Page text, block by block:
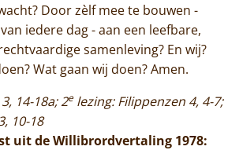
Door zèlf mee te bouwen -
iedere dag - aan een leefbare,
samenleving? En wij?
Wat gaan wij doen? Amen.
14-18a; 2elezing: Filippenzen 4, 4-7;
10-18
uit de Willibrordvertaling 1978: